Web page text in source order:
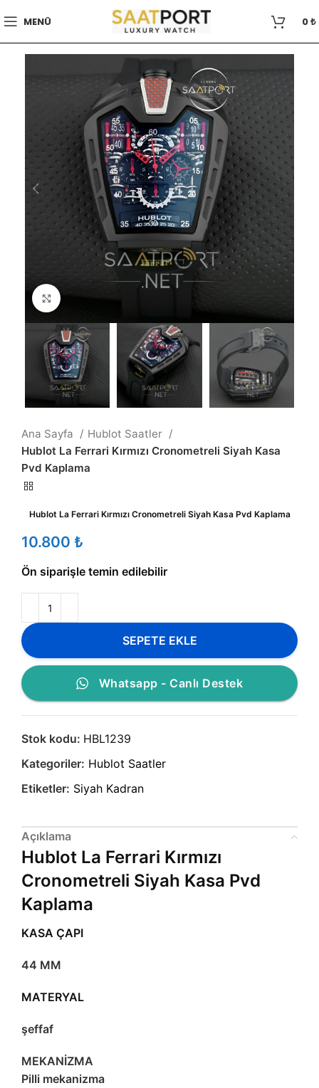
MENÜ 0₺
Büyütmek için tıklayın
Ana Sayfa
Hublot Saatler
Hublot La Ferrari Kırmızı Cronometreli Siyah Kasa
Pvd Kaplama
Hublot La Ferrari Kırmızı Cronometreli Siyah Kasa Pvd Kaplama
₺
Ön siparişle temin edilebilir
SEPETE EKLE
Whatsapp - Canlı Destek
Stok kodu: HBL1239
Kategoriler: Hublot Saatler
Etiketler: Siyah Kadran
Açıklama
Hublot La Ferrari Kırmızı
Cronometreli Siyah Kasa Pvd
Kaplama
KASA ÇAPI
44 MM
MATERYAL
şeffaf
MEKANİZMA
Pilli mekanizma